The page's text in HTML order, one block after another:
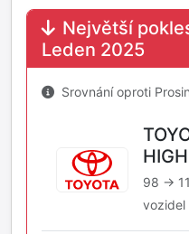
Největší
Leden 2025
Srovnání oproti
98 → 11
vozidel